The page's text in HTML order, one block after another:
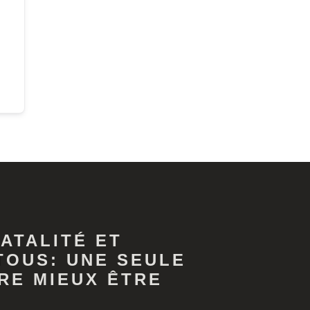
ET
UNE SEULE
MIEUX ÊTRE